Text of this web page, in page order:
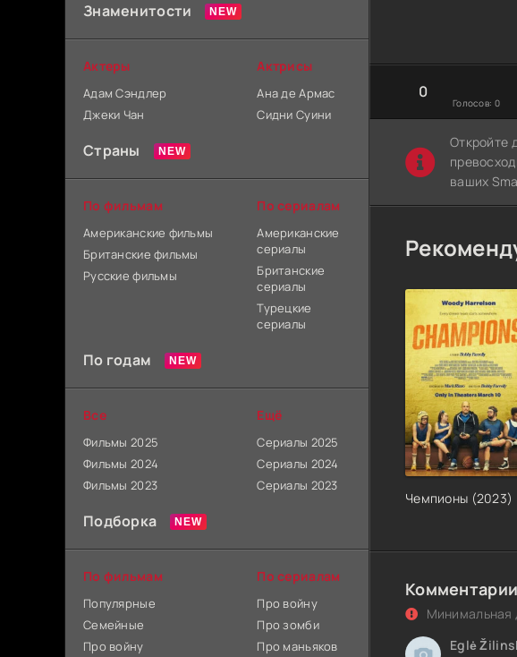
0
Голосов: 0
Откройте
ваших
Чемпионы (2023)
Минимальная
Eglė
Знаменитости
Актеры
Адам Сэндлер
Джеки Чан
Актрисы
Ана де Армас
Сидни Суини
Страны
По фильмам
Американские фильмы
Британские фильмы
Русские фильмы
По сериалам
Американские
сериалы
Британские
сериалы
Турецкие
сериалы
По годам
Все
Фильмы 2025
Фильмы 2024
Фильмы 2023
Ещё
Сериалы 2025
Сериалы 2024
Сериалы 2023
Подборка
По фильмам
Популярные
Семейные
Про войну
По сериалам
Про войну
Про зомби
Про маньяков